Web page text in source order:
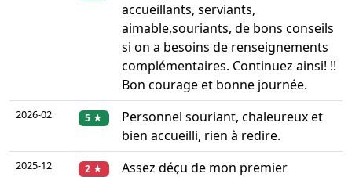
accueillants, serviants,
aimable,souriants, de bons conseils
si on a besoins de renseignements
complémentaires. Continuez ainsi! !!
Bon courage et bonne journée.
2026-02 5 ★
Personnel souriant, chaleureux et
bien accueilli, rien à redire.
2025-12 2 ★
Assez déçu de mon premier